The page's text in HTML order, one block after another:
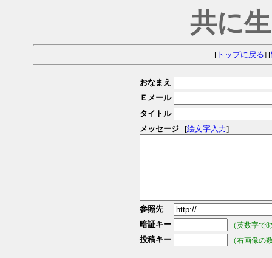
共に
[トップに戻る] [
おなまえ
Ｅメール
タイトル
メッセージ
[絵文字入力]
参照先
暗証キー
（英数字で
投稿キー （右画像の